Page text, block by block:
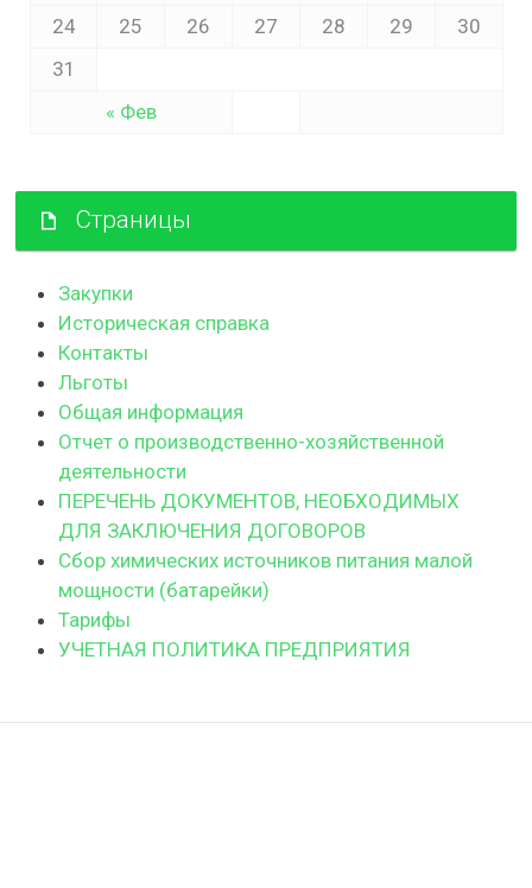
« Фев
24
25 26 27 28 29
30
31
Страницы
Закупки
Историческая справка
Контакты
Льготы
Общая информация
Отчет о производственно-хозяйственной
деятельности
ПЕРЕЧЕНЬ ДОКУМЕНТОВ, НЕОБХОДИМЫХ
ДЛЯ ЗАКЛЮЧЕНИЯ ДОГОВОРОВ
Сбор химических источников питания малой
мощности (батарейки)
Тарифы
УЧЕТНАЯ ПОЛИТИКА ПРЕДПРИЯТИЯ